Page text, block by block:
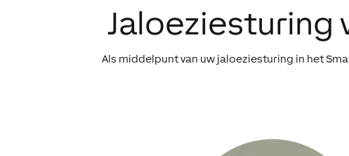
Jaloeziesturing
Als middelpunt van uw jaloeziesturing in het